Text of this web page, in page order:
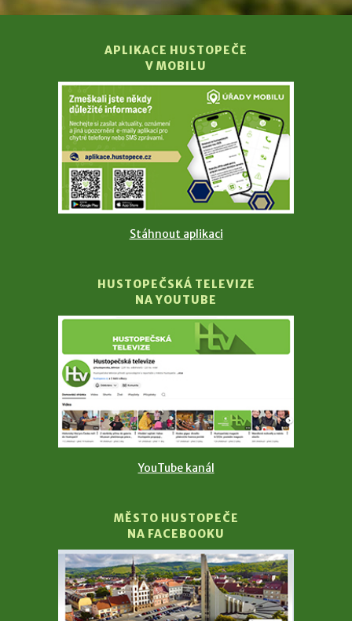
APLIKACE HUSTOPEČE
V MOBILU
Stáhnout aplikaci
HUSTOPEČSKÁ TELEVIZE
NA YOUTUBE
YouTube kanál
MĚSTO HUSTOPEČE
NA FACEBOOKU